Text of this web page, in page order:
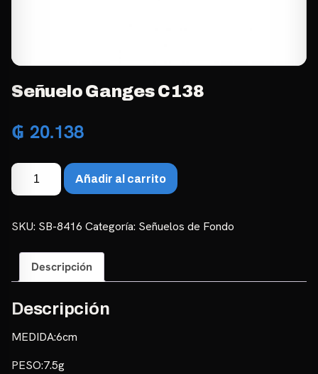
Señuelo Ganges C138
₲ 20.138
Señuelo
Ganges
cantidad
Añadir al carrito
SKU: SB-8416 Categoría: Señuelos de Fondo
Descripción
Descripción
MEDIDA:6cm
PESO:7.5g